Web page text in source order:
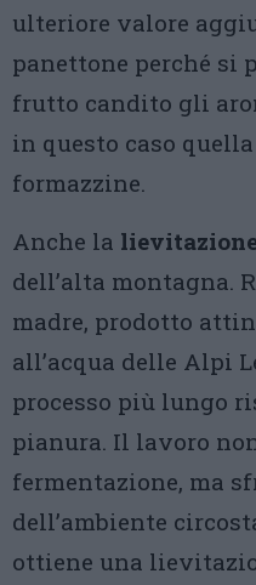
ulteriore valore
panettone perché si
frutto candito gli
in questo caso
formazzine.
Anche la
dell’alta montagna.
madre, prodotto
all’acqua delle Alpi
processo più lungo
pianura. Il lavoro
fermentazione, ma
dell’ambiente
ottiene una